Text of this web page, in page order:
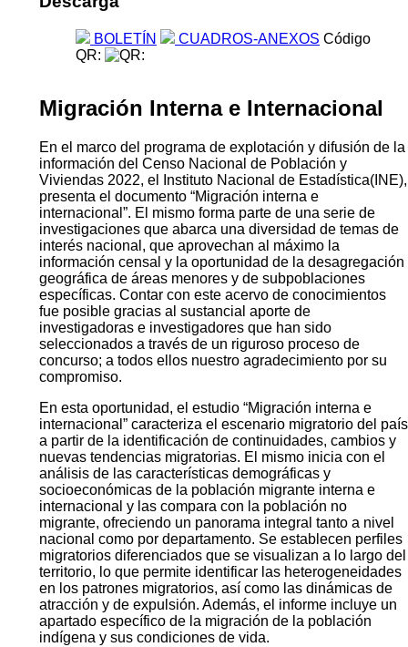
BOLETÍN CUADROS-ANEXOS Código
QR:
Migración Interna e Internacional
En el marco del programa de explotación y difusión de la
información del Censo Nacional de Población y
Viviendas 2022, el Instituto Nacional de Estadística(INE),
presenta el documento “Migración interna e
internacional”. El mismo forma parte de una serie de
investigaciones que abarca una diversidad de temas de
interés nacional, que aprovechan al máximo la
información censal y la oportunidad de la desagregación
geográfica de áreas menores y de subpoblaciones
específicas. Contar con este acervo de conocimientos
fue posible gracias al sustancial aporte de
investigadoras e investigadores que han sido
seleccionados a través de un riguroso proceso de
concurso; a todos ellos nuestro agradecimiento por su
compromiso.
En esta oportunidad, el estudio “Migración interna e
internacional” caracteriza el escenario migratorio del país
a partir de la identificación de continuidades, cambios y
nuevas tendencias migratorias. El mismo inicia con el
análisis de las características demográficas y
socioeconómicas de la población migrante interna e
internacional y las compara con la población no
migrante, ofreciendo un panorama integral tanto a nivel
nacional como por departamento. Se establecen perfiles
migratorios diferenciados que se visualizan a lo largo del
territorio, lo que permite identificar las heterogeneidades
en los patrones migratorios, así como las dinámicas de
atracción y de expulsión. Además, el informe incluye un
apartado específico de la migración de la población
indígena y sus condiciones de vida.